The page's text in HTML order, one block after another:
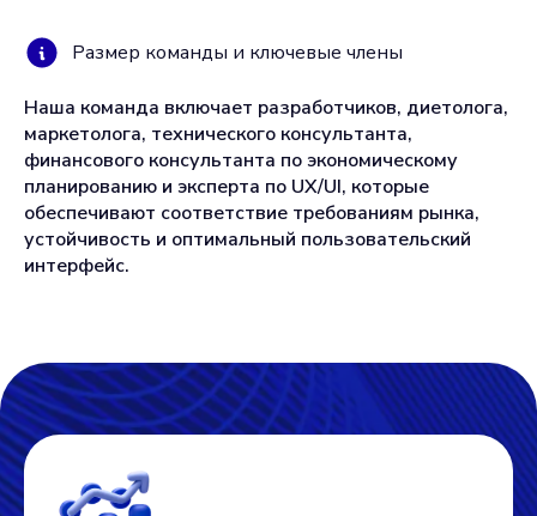
Размер команды и ключевые члены
Наша команда включает разработчиков, диетолога,
маркетолога, технического консультанта,
финансового консультанта по экономическому
планированию и эксперта по UX/UI, которые
обеспечивают соответствие требованиям рынка,
устойчивость и оптимальный пользовательский
интерфейс.